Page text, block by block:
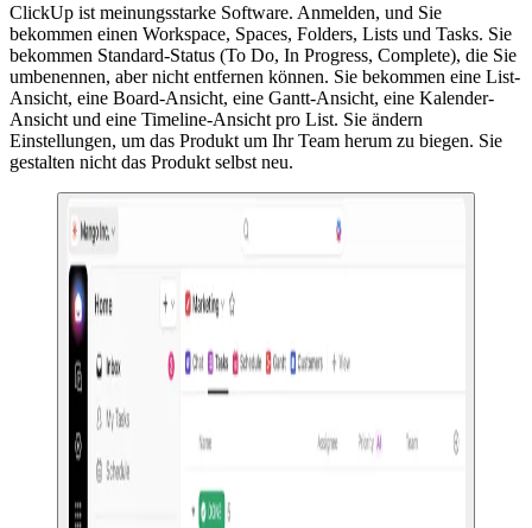
ClickUp ist meinungsstarke Software. Anmelden, und Sie
bekommen einen Workspace, Spaces, Folders, Lists und Tasks. Sie
bekommen Standard-Status (To Do, In Progress, Complete), die Sie
umbenennen, aber nicht entfernen können. Sie bekommen eine List-
Ansicht, eine Board-Ansicht, eine Gantt-Ansicht, eine Kalender-
Ansicht und eine Timeline-Ansicht pro List. Sie ändern
Einstellungen, um das Produkt um Ihr Team herum zu biegen. Sie
gestalten nicht das Produkt selbst neu.